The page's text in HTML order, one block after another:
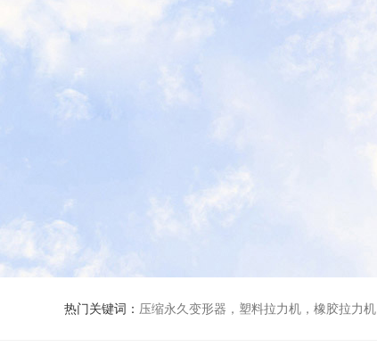
热门关键词： 压缩永久变形器，塑料拉力机，橡胶拉力